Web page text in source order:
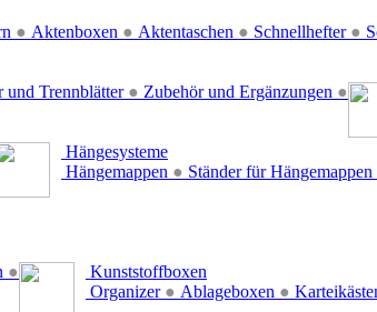
● Aktenboxen ● Aktentaschen ● Schnellhefter ●
und Trennblätter ● Zubehör und Ergänzungen ●
Hängesysteme
Hängemappen ● Ständer für Hängemappen
●
Kunststoffboxen
Organizer ● Ablageboxen ●